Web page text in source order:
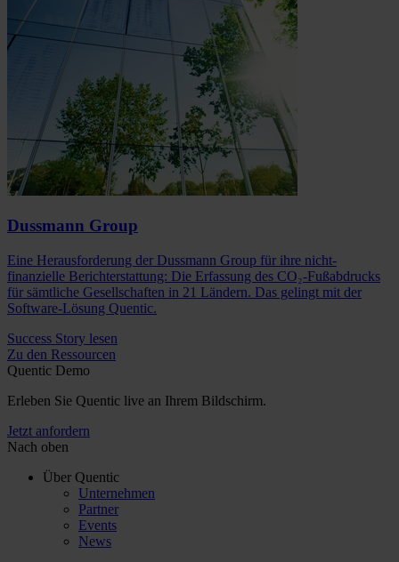
Dussmann Group
Eine Herausforderung der Dussmann Group für ihre nicht-
finanzielle Berichterstattung: Die Erfassung des CO₂-Fußabdrucks
für sämtliche Gesellschaften in 21 Ländern. Das gelingt mit der
Software-Lösung Quentic.
Success Story lesen
Zu den Ressourcen
Quentic Demo
Erleben Sie Quentic live an Ihrem Bildschirm.
Jetzt anfordern
Nach oben
Über Quentic
Unternehmen
Partner
Events
News